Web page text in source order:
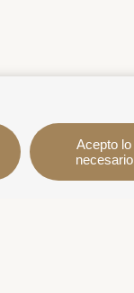
Acepto lo
necesario